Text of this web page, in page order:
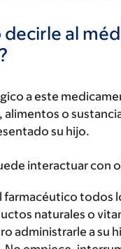
al
a este
o
su hijo.
interactuar con
farmacéutico todos
naturales o
administrarle a